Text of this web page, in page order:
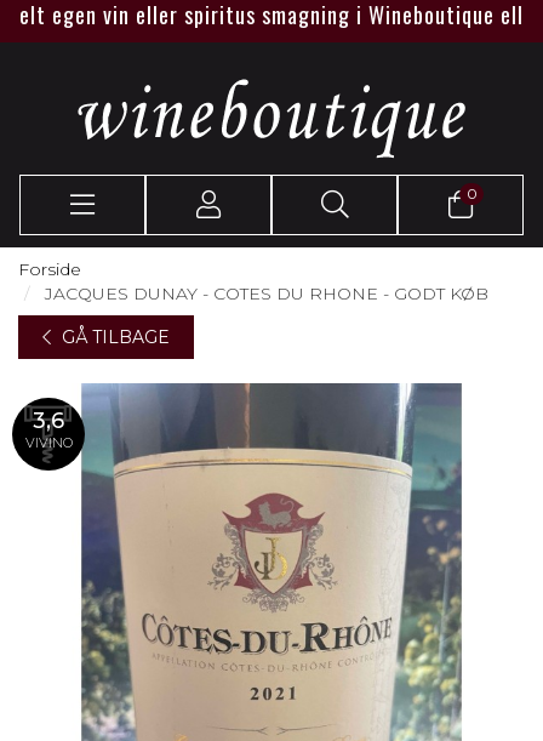
vin eller spiritus smagning i Wineboutique eller
0
Forside
JACQUES DUNAY - COTES DU RHONE - GODT KØB
GÅ TILBAGE
3,6
VIVINO